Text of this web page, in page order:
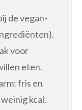
de vegan-
voor
eten.
fris en
kcal.